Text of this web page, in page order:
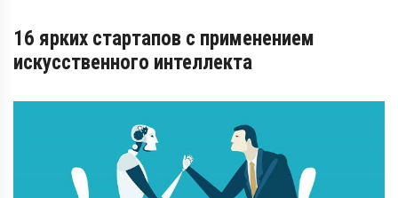
16 ярких стартапов с применением
искусственного интеллекта